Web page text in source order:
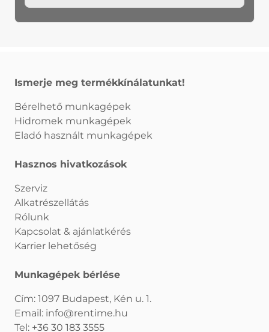
Ismerje meg termékkínálatunkat!
Bérelhető munkagépek
Hidromek munkagépek
Eladó használt munkagépek
Hasznos hivatkozások
Szerviz
Alkatrészellátás
Rólunk
Kapcsolat & ajánlatkérés
Karrier lehetőség
Munkagépek bérlése
Cím: 1097 Budapest, Kén u. 1.
Email: info@rentime.hu
Tel: +36 30 183 3555